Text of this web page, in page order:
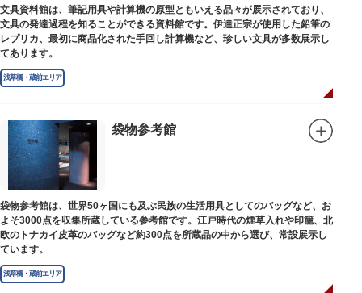
文具資料館は、筆記用具や計算機の原型ともいえる品々が展示されており、
文具の発達過程を知ることができる資料館です。伊達正宗が使用した鉛筆の
レプリカ、最初に商品化された手回し計算機など、珍しい文具が多数展示し
てあります。
浅草橋・蔵前エリア
袋物参考館
袋物参考館は、世界50ヶ国にも及ぶ民族の生活用具としてのバッグなど、お
よそ3000点を収集所蔵している参考館です。江戸時代の煙草入れや印籠、北
欧のトナカイ皮革のバッグなど約300点を所蔵品の中から選び、常設展示し
ています。
浅草橋・蔵前エリア